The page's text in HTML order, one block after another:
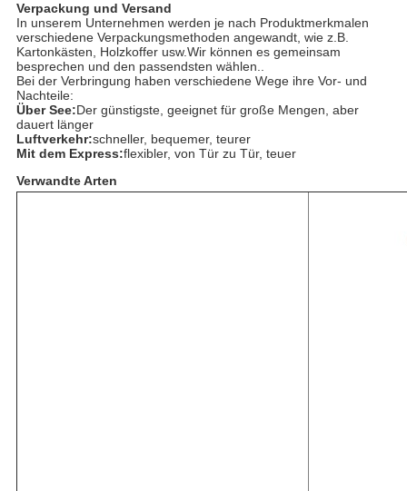
Verpackung und Versand
In unserem Unternehmen werden je nach Produktmerkmalen
verschiedene Verpackungsmethoden angewandt, wie z.B.
Kartonkästen, Holzkoffer usw.Wir können es gemeinsam
besprechen und den passendsten wählen..
Bei der Verbringung haben verschiedene Wege ihre Vor- und
Nachteile:
Über See:Der günstigste, geeignet für große Mengen, aber
dauert länger
Luftverkehr:schneller, bequemer, teurer
Mit dem Express:flexibler, von Tür zu Tür, teuer
Verwandte Arten